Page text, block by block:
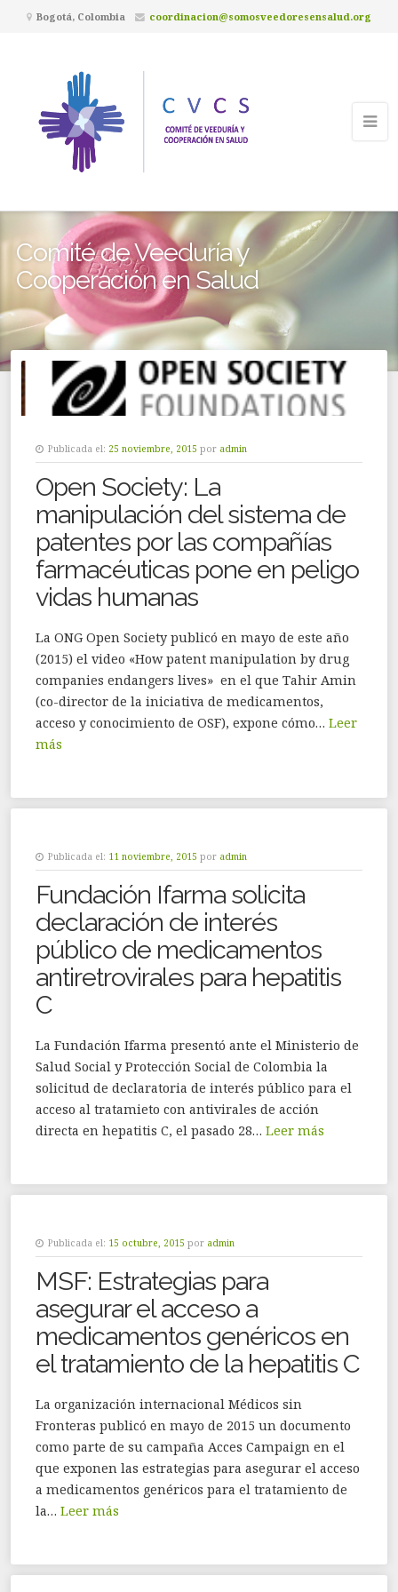
Bogotá, Colombia coordinacion@somosveedoresensalud.org
Comité de Veeduría y
Cooperación en Salud
Publicada el: 25 noviembre, 2015 por admin
Open Society: La
manipulación del sistema de
patentes por las compañías
farmacéuticas pone en peligo
vidas humanas
La ONG Open Society publicó en mayo de este año
(2015) el video «How patent manipulation by drug
companies endangers lives» en el que Tahir Amin
(co-director de la iniciativa de medicamentos,
acceso y conocimiento de OSF), expone cómo… Leer
más
Publicada el: 11 noviembre, 2015 por admin
Fundación Ifarma solicita
declaración de interés
público de medicamentos
antiretrovirales para hepatitis
C
La Fundación Ifarma presentó ante el Ministerio de
Salud Social y Protección Social de Colombia la
solicitud de declaratoria de interés público para el
acceso al tratamieto con antivirales de acción
directa en hepatitis C, el pasado 28… Leer más
Publicada el: 15 octubre, 2015 por admin
MSF: Estrategias para
asegurar el acceso a
medicamentos genéricos en
el tratamiento de la hepatitis C
La organización internacional Médicos sin
Fronteras publicó en mayo de 2015 un documento
como parte de su campaña Acces Campaign en el
que exponen las estrategias para asegurar el acceso
a medicamentos genéricos para el tratamiento de
la… Leer más